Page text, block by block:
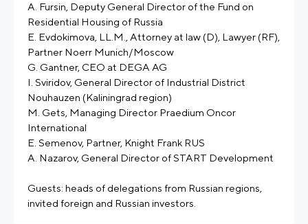
A. Fursin, Deputy General Director of the Fund on
Residential Housing of Russia
E. Evdokimova, LL.M., Attorney at law (D), Lawyer (RF),
Partner Noerr Munich/Moscow
G. Gantner, CEO at DEGA AG
I. Sviridov, General Director of Industrial District
Nouhauzen (Kaliningrad region)
M. Gets, Managing Director Praedium Oncor
International
E. Semenov, Partner, Knight Frank RUS
A. Nazarov, General Director of START Development
Guests: heads of delegations from Russian regions,
invited foreign and Russian investors.